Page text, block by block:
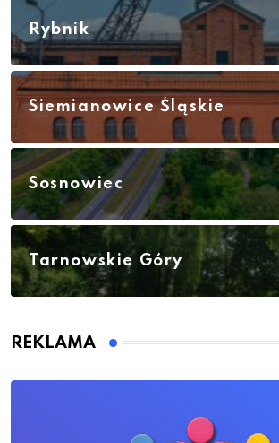
Rybnik
Siemianowice Śląskie
Sosnowiec
Tarnowskie Góry
REKLAMA